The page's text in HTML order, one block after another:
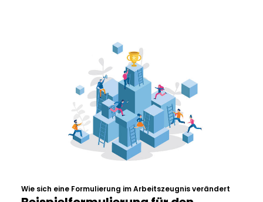
Wie sich eine Formulierung im Arbeitszeugnis verändert